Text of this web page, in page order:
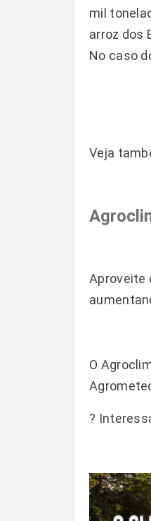
mil
arroz dos
No caso
Veja
Aproveite
O
?